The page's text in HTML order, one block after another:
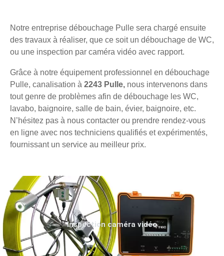
Notre entreprise débouchage Pulle sera chargé ensuite
des travaux à réaliser, que ce soit un débouchage de WC,
ou une inspection par caméra vidéo avec rapport.
Grâce à notre équipement professionnel en débouchage
Pulle, canalisation à 2243 Pulle, nous intervenons dans
tout genre de problèmes afin de débouchage les WC,
lavabo, baignoire, salle de bain, évier, baignoire, etc.
N’hésitez pas à nous contacter ou prendre rendez-vous
en ligne avec nos techniciens qualifiés et expérimentés,
fournissant un service au meilleur prix.
Inspection caméra vidéo